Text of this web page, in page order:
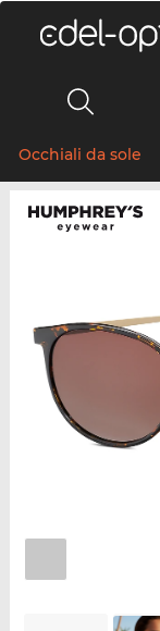
Occhiali da sole